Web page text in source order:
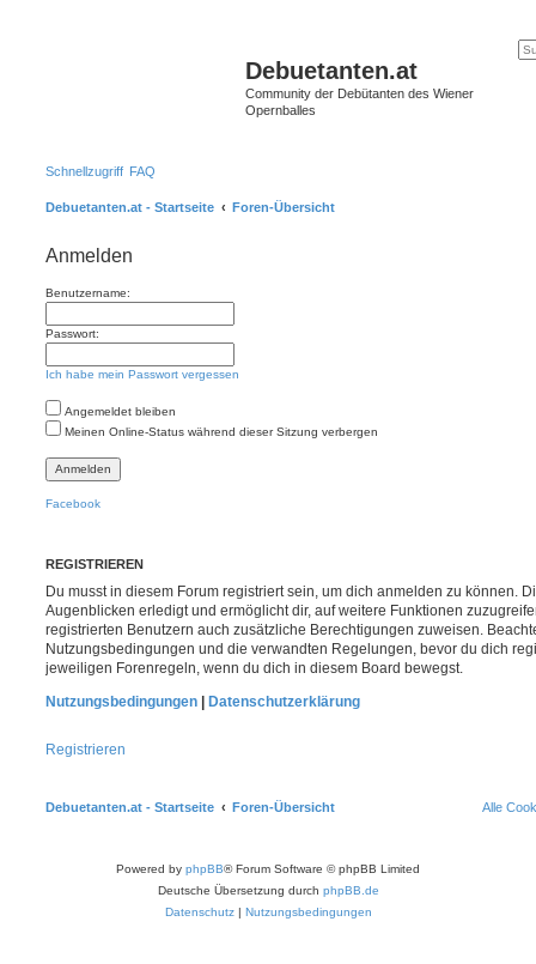
Debuetanten.at
Community der Debütanten des Wiener
Opernballes
Schnellzugriff FAQ
Debuetanten.at - Startseite Foren-Übersicht
Anmelden
Benutzername:
Passwort:
Ich habe mein Passwort vergessen
Angemeldet bleiben
Meinen Online-Status während dieser Sitzung verbergen
Facebook
REGISTRIEREN
Du musst in diesem Forum registriert sein, um dich anmelden zu können.
Augenblicken erledigt und ermöglicht dir, auf weitere Funktionen
registrierten Benutzern auch zusätzliche Berechtigungen zuweisen.
Nutzungsbedingungen und die verwandten Regelungen, bevor du dich
jeweiligen Forenregeln, wenn du dich in diesem Board bewegst.
Nutzungsbedingungen
Datenschutzerklärung
Registrieren
Debuetanten.at - Startseite Foren-Übersicht Alle
Powered by phpBB® Forum Software © phpBB Limited
Deutsche Übersetzung durch phpBB.de
Datenschutz| Nutzungsbedingungen